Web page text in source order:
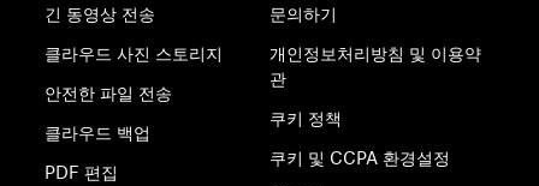
긴 동영상 전송
클라우드 사진 스토리지
안전한 파일 전송
클라우드 백업
PDF 편집
문의하기
개인정보처리방침 및 이용약
관
쿠키 정책
쿠키 및 CCPA 환경설정